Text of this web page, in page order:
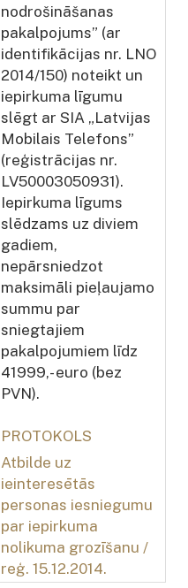
nodrošināšanas
pakalpojums” (ar
identifikācijas nr. LNO
2014/150) noteikt un
iepirkuma līgumu
slēgt ar SIA „Latvijas
Mobilais Telefons”
(reģistrācijas nr.
LV50003050931).
Iepirkuma līgums
slēdzams uz diviem
gadiem,
nepārsniedzot
maksimāli pieļaujamo
summu par
sniegtajiem
pakalpojumiem līdz
41999,- euro (bez
PVN).
PROTOKOLS
Atbilde uz
ieinteresētās
personas iesniegumu
par iepirkuma
nolikuma grozīšanu /
reģ. 15.12.2014.